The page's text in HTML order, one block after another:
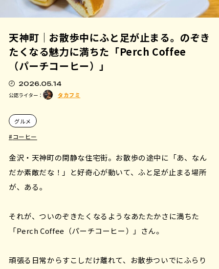
天神町｜お散歩中にふと足が止まる。のぞき
たくなる魅力に満ちた「Perch Coffee
（パーチコーヒー）」
2026.05.14
公認ライター：
タカフミ
グルメ
コーヒー
金沢・天神町の閑静な住宅街。お散歩の途中に「あ、なん
だか素敵だな！」と好奇心が動いて、ふと足が止まる場所
が、ある。
それが、ついのぞきたくなるようなあたたかさに満ちた
「Perch Coffee（パーチコーヒー）」さん。
頑張る日常からすこしだけ離れて、お散歩ついでにふらり